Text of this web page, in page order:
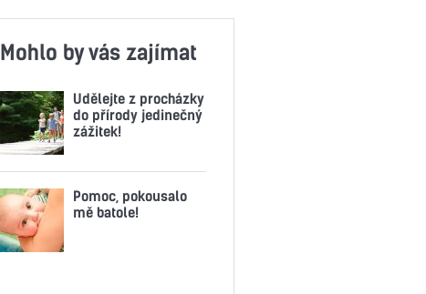
Mohlo by vás zajímat
Udělejte z procházky
do přírody jedinečný
zážitek!
Pomoc, pokousalo
mě batole!